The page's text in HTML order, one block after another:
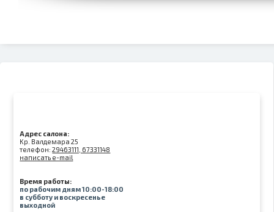
Адрес салона:
Kр. Валдемара 25
телефон:29463111, 67331148
написать e-mail
Время работы:
по рабочим дням 10:00-18:00
в субботу и воскресенье
выходной